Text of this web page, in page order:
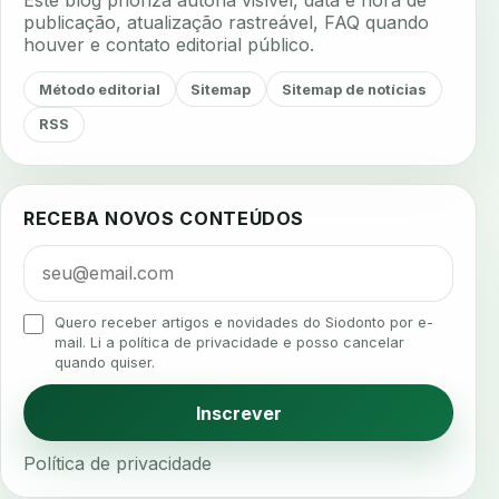
aerossois agenda agenda clinica
agenda inteligente agenda odontologica
agendamento agendamento digital
agendamento inteligente
algometria alinhadores alta digital
alta rotacao
analgesia analgesia digital analise 3d
analise elementos finitos analise facial
analise funcional
anamnese digital
anamnese estruturada anamnese nutricional
ancoragem anestesia
publicação, atualização rastreável, FAQ quando
houver e contato editorial público.
Método editorial Sitemap Sitemap de notícias
RSS
RECEBA NOVOS CONTEÚDOS
Quero receber artigos e novidades do Siodonto por e-
mail. Li a política de privacidade e posso cancelar
quando quiser.
Inscrever
Política de privacidade